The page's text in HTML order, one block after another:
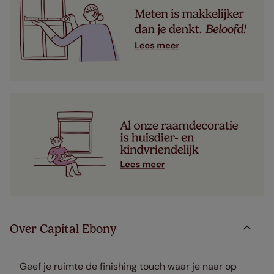
Over Capital Ebony
Geef je ruimte de finishing touch waar je naar op